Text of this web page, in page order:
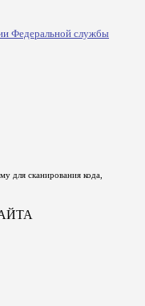
Федеральной службы
для сканирования кода,